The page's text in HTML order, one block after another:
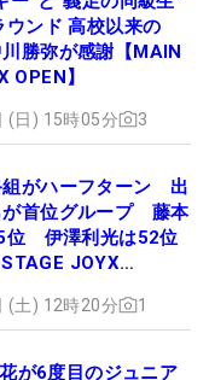
ウンド 高校以来の
川勝弥が感謝【MAIN
OPEN】
(日) 15時05分 3
組がハーフターン 出
が首位グループ 藤本
位 伊澤利光は52位
JOYX
(土) 12時20分 1
が6度目のジュニア